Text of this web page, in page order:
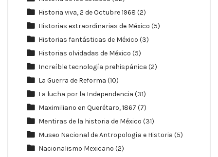
Historia viva, 2 de Octubre 1968 (2)
Historias extraordinarias de México (5)
Historias fantásticas de México (3)
Historias olvidadas de México (5)
Increíble tecnología prehispánica (2)
La Guerra de Reforma (10)
La lucha por la Independencia (31)
Maximiliano en Querétaro, 1867 (7)
Mentiras de la historia de México (31)
Museo Nacional de Antropología e Historia (5)
Nacionalismo Mexicano (2)